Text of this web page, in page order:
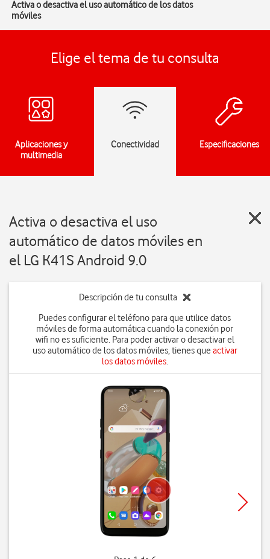
Activa o desactiva el uso automático de los datos
móviles
Elige el tema de tu consulta
Aplicaciones y
multimedia
Conectividad Especificaciones
Activa o desactiva el uso
automático de datos móviles en
el LG K41S Android 9.0
Descripción de tu consulta
Puedes configurar el teléfono para que utilice datos
móviles de forma automática cuando la conexión por
wifi no es suficiente. Para poder activar o desactivar el
uso automático de los datos móviles, tienes que activar
los datos móviles.